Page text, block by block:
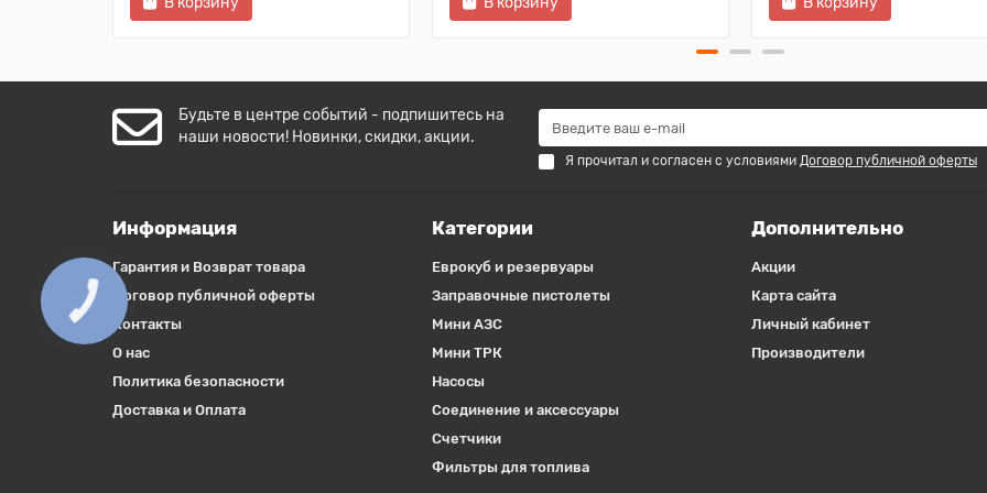
Будьте в центре событий - подпишитесь на
наши новости! Новинки, скидки, акции.
Я прочитал и согласен с условиями Договор публичной оферты
Информация
Гарантия и Возврат товара
Договор публичной оферты
Контакты
О нас
Политика безопасности
Доставка и Оплата
Категории
Еврокуб и резервуары
Заправочные пистолеты
Мини АЗС
Мини ТРК
Насосы
Соединение и аксессуары
Счетчики
Фильтры для топлива
Дополнительно
Акции
Карта сайта
Личный кабинет
Производители